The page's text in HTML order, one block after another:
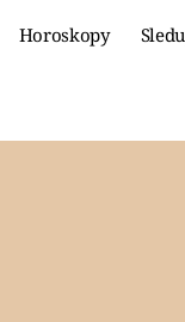
Horoskopy